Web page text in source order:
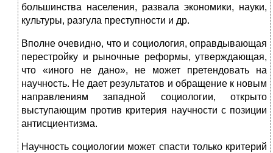
большинства населения, развала экономики, науки,
культуры, разгула преступности и др.
Вполне очевидно, что и социология, оправдывающая
перестройку и рыночные реформы, утверждающая,
что «иного не дано», не может претендовать на
научность. Не дает результатов и обращение к новым
направлениям западной социологии, открыто
выступающим против критерия научности с позиции
антисциентизма.
Научность социологии может спасти только критерий